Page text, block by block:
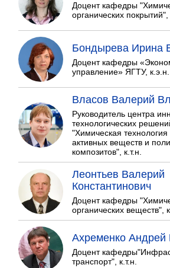
Доцент кафедры
органических покрытий",
Бондырева Ирина
Доцент кафедры
управление» ЯГТУ, к.э.н.
Власов Валерий
Руководитель центра
технологических
"Химическая технология
активных веществ и
композитов", к.т.н.
Леонтьев Валерий
Константинович
Доцент кафедры
органических веществ",
Ахременко Андрей
Доцент
транспорт", к.т.н.